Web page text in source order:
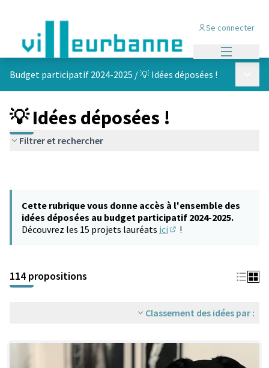
Se connecter
Budget participatif 2024-2025 /💡 Idées déposées !
💡 Idées déposées !
Filtrer et rechercher
Cette rubrique vous donne accès à l'ensemble des
idées déposées au budget participatif 2024-2025.
Découvrez les 15 projets lauréats ici !
114 propositions
Classement des idées par :